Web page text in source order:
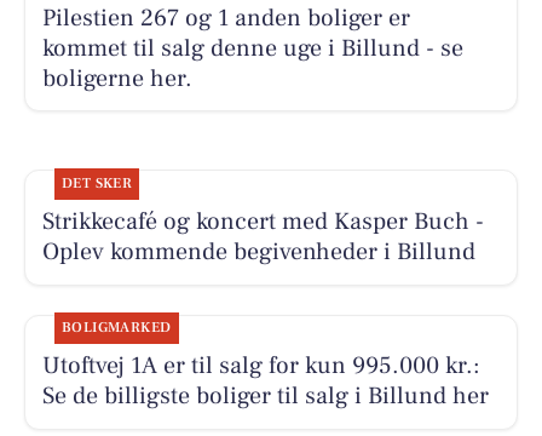
Pilestien 267 og 1 anden boliger er
kommet til salg denne uge i Billund - se
boligerne her.
DET SKER
Strikkecafé og koncert med Kasper Buch -
Oplev kommende begivenheder i Billund
BOLIGMARKED
Utoftvej 1A er til salg for kun 995.000 kr.:
Se de billigste boliger til salg i Billund her